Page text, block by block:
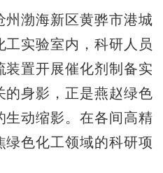
渤海新区黄骅市港城
实验室内，科研人员
装置开展催化剂制备实
的身影，正是燕赵绿色
生动缩影。在各间高精
绿色化工领域的科研项